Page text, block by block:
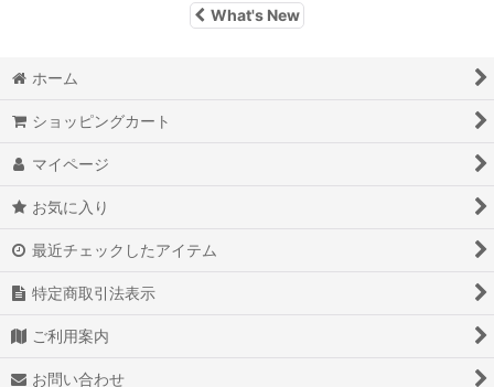
What's New
ホーム
ショッピングカート
マイページ
お気に入り
最近チェックしたアイテム
特定商取引法表示
ご利用案内
お問い合わせ